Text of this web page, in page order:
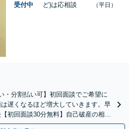
受付中
ど)は応相談
（平日）
・分割払い可】初回面談でご希望に
遅くなるほど増大していきます。早
初回面談30分無料】自己破産の相談
任せください。